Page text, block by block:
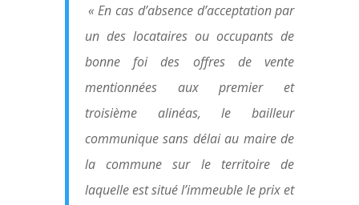
« En cas d’absence d’acceptation par
un des locataires ou occupants de
bonne foi des offres de vente
mentionnées aux premier et
troisième alinéas, le bailleur
communique sans délai au maire de
la commune sur le territoire de
laquelle est situé l’immeuble le prix et